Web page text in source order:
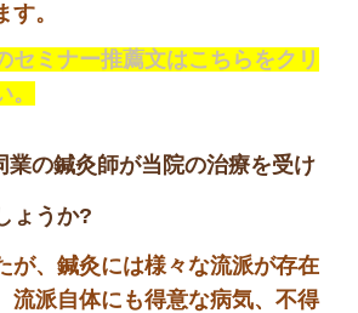
。
セミナー推薦文はこちらをクリ
業の鍼灸師が当院の治療を受け
ょうか?
が、鍼灸には様々な流派が存在
流派自体にも得意な病気、不得